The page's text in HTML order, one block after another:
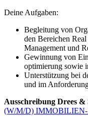
Deine Aufgaben:
Begleitung von
den Bereichen
Management und
Gewinnung von
optimierung sowie
Unterstützung bei
und im
Ausschreibung Drees &
(W/M/D)